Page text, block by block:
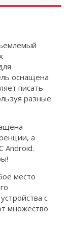
оснащена
писать
разные
а
Android.
место
с
множество